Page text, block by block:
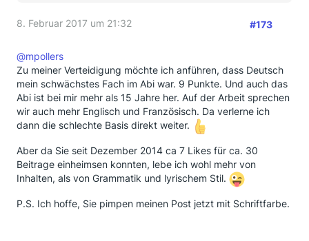
8. Februar 2017 um 21:32 #173
@mpollers
Zu meiner Verteidigung möchte ich anführen, dass Deutsch
mein schwächstes Fach im Abi war. 9 Punkte. Und auch das
Abi ist bei mir mehr als 15 Jahre her. Auf der Arbeit sprechen
wir auch mehr Englisch und Französisch. Da verlerne ich
dann die schlechte Basis direkt weiter.
Aber da Sie seit Dezember 2014 ca 7 Likes für ca. 30
Beitrage einheimsen konnten, lebe ich wohl mehr von
Inhalten, als von Grammatik und lyrischem Stil.
P.S. Ich hoffe, Sie pimpen meinen Post jetzt mit Schriftfarbe.